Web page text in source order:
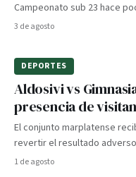
Campeonato sub 23 hace
3 de agosto
DEPORTES
Aldosivi vs
presencia de
El conjunto marplatense
revertir el resultado
1 de agosto